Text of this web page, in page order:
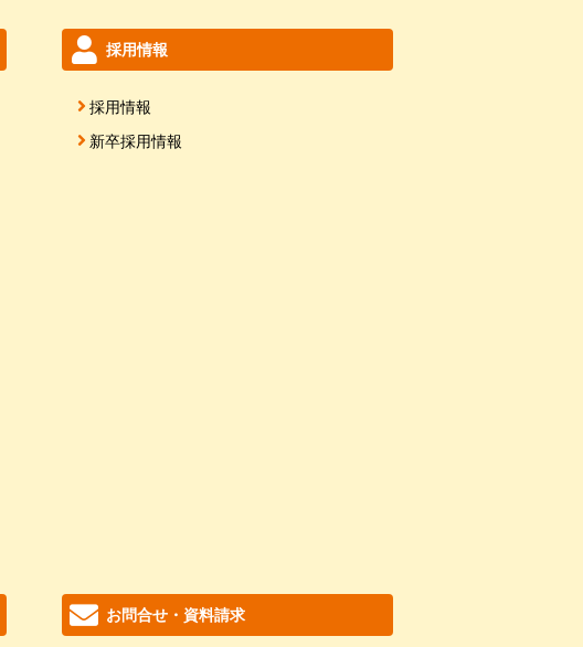
採用情報
採用情報
新卒採用情報
お問合せ・資料請求